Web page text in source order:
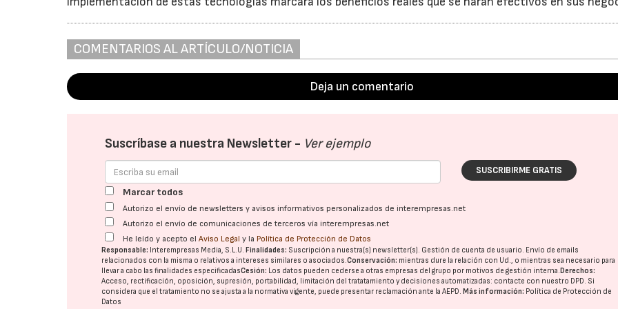
COMENTARIOS AL ARTÍCULO/NOTICIA
Deja un comentario
Suscríbase a nuestra Newsletter - Ver ejemplo
SUSCRIBIRME GRATIS
Marcar todos
Autorizo el envío de newsletters y avisos informativos personalizados de interempresas.net
Autorizo el envío de comunicaciones de terceros vía interempresas.net
He leído y acepto elAviso Legal y la Política de Protección de Datos
Responsable: Interempresas Media, S.L.U. Finalidades: Suscripción a nuestra(s) newsletter(s). Gestión de cuenta de usuario. Envío de emails
relacionados con la misma o relativos a intereses similares o asociados.Conservación: mientras dure la relación con Ud., o mientras sea necesario para
llevar a cabo las finalidades especificadasCesión: Los datos pueden cederse a otras empresas del grupo por motivos de gestión interna. Derechos:
Acceso, rectificación, oposición, supresión, portabilidad, limitación del tratatamiento y decisiones automatizadas: contacte con nuestro DPD. Si
considera que el tratamiento no se ajusta a la normativa vigente, puede presentar reclamación ante laAEPD. Más información: Política de Protección de
Datos